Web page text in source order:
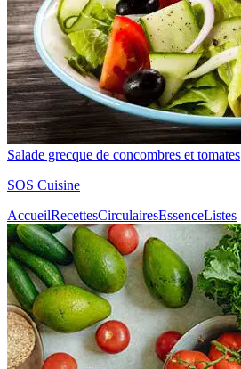
Salade grecque de concombres et tomates
SOS Cuisine
AccueilRecettesCirculairesEssenceListes